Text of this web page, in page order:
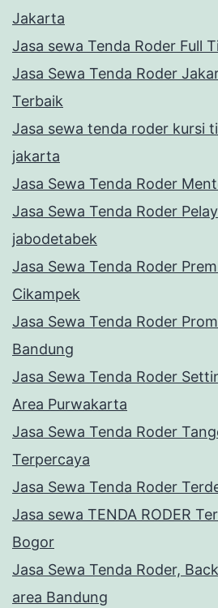
Jakarta
Jasa sewa Tenda Roder Full
Jasa Sewa Tenda Roder
Terbaik
Jasa sewa tenda roder kursi
jakarta
Jasa Sewa Tenda Roder
Jasa Sewa Tenda Roder
jabodetabek
Jasa Sewa Tenda Roder
Cikampek
Jasa Sewa Tenda Roder
Bandung
Jasa Sewa Tenda Roder
Area Purwakarta
Jasa Sewa Tenda Roder
Terpercaya
Jasa Sewa Tenda Roder
Jasa sewa TENDA RODER
Bogor
Jasa Sewa Tenda Roder,
area Bandung